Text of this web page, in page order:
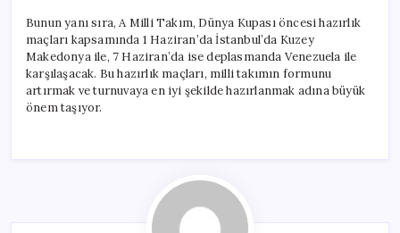
Bunun yanı sıra, A Milli Takım, Dünya Kupası öncesi hazırlık
maçları kapsamında 1 Haziran’da İstanbul’da Kuzey
Makedonya ile, 7 Haziran’da ise deplasmanda Venezuela ile
karşılaşacak. Bu hazırlık maçları, milli takımın formunu
artırmak ve turnuvaya en iyi şekilde hazırlanmak adına büyük
önem taşıyor.